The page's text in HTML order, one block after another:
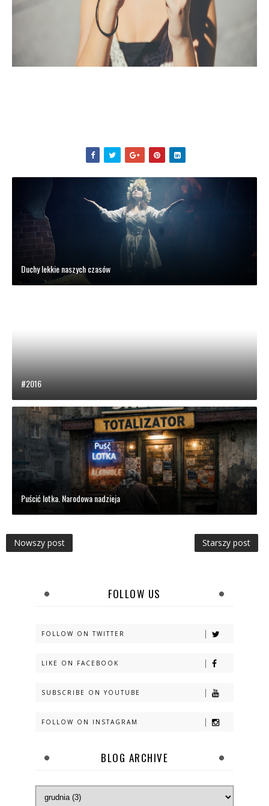
Duchy lekkie naszych czasów
#2016
Puścić lotka. Narodowa nadzieja
Nowszy post Starszy post
FOLLOW US
FOLLOW ON TWITTER
LIKE ON FACEBOOK
SUBSCRIBE ON YOUTUBE
FOLLOW ON INSTAGRAM
BLOG ARCHIVE